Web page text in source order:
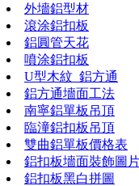
外墻鋁型材
滾涂鋁扣板
鋁圓管天花
噴涂鋁扣板
U型木紋_鋁方通
鋁方通墻面工法
南寧鋁單板吊頂
臨潼鋁扣板吊頂
雙曲鋁單板價格表
鋁扣板墻面裝飾圖
鋁扣板黑白拼圖